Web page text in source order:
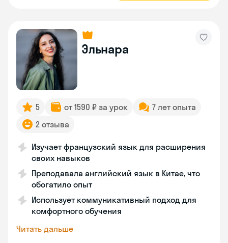
Эльнара
5 от 1590 ₽ за урок
7 лет опыта
2 отзыва
Изучает французский язык для расширения
своих навыков
Преподавала английский язык в Китае, что
обогатило опыт
Использует коммуникативный подход для
комфортного обучения
Читать дальше